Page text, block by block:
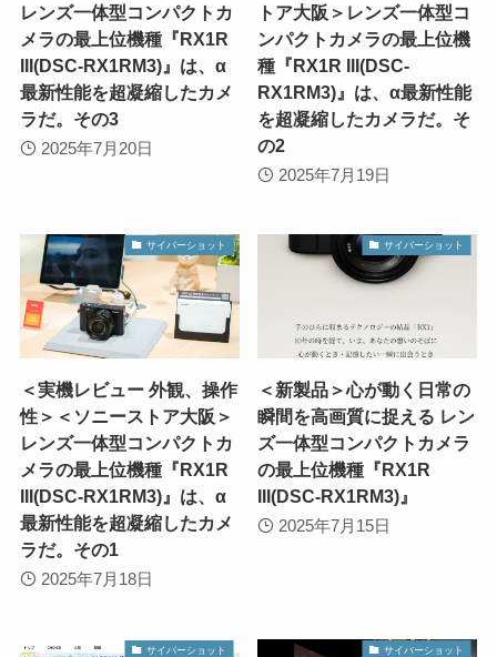
レンズ一体型コンパクトカ
メラの最上位機種『RX1R
III(DSC-RX1RM3)』は、α
最新性能を超凝縮したカメ
ラだ。その3
2025年7月20日
トア大阪＞レンズ一体型コ
ンパクトカメラの最上位機
種『RX1R III(DSC-
RX1RM3)』は、α最新性能
を超凝縮したカメラだ。そ
の2
2025年7月19日
サイバーショット
＜実機レビュー 外観、操作
性＞＜ソニーストア大阪＞
レンズ一体型コンパクトカ
メラの最上位機種『RX1R
III(DSC-RX1RM3)』は、α
最新性能を超凝縮したカメ
ラだ。その1
2025年7月18日
サイバーショット
＜新製品＞心が動く日常の
瞬間を高画質に捉える レン
ズ一体型コンパクトカメラ
の最上位機種『RX1R
III(DSC-RX1RM3)』
2025年7月15日
サイバーショット サイバーショット